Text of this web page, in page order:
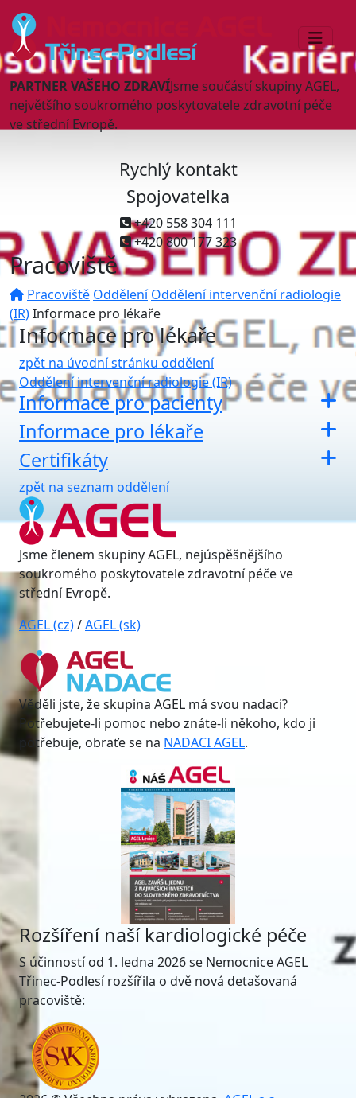
PARTNER VAŠEHO ZDRAVÍJsme součástí skupiny AGEL,
největšího soukromého poskytovatele zdravotní péče
ve střední Evropě.
Rychlý kontakt
Spojovatelka
+420 558 304 111
+420 800 177 323
Pracoviště
Pracoviště Oddělení Oddělení intervenční radiologie
(IR)Informace pro lékaře
Informace pro lékaře
zpět na úvodní stránku oddělení
Oddělení intervenční radiologie (IR)
Informace pro pacienty
Informace pro lékaře
Certifikáty
zpět na seznam oddělení
Jsme členem skupiny AGEL, nejúspěšnějšího
soukromého poskytovatele zdravotní péče ve
střední Evropě.
AGEL (cz)/AGEL (sk)
Věděli jste, že skupina AGEL má svou nadaci?
Potřebujete-li pomoc nebo znáte-li někoho, kdo ji
potřebuje, obraťe se na NADACI AGEL.
Rozšíření naší kardiologické péče
S účinností od 1. ledna 2026 se Nemocnice AGEL
Třinec-Podlesí rozšířila o dvě nová detašovaná
pracoviště: